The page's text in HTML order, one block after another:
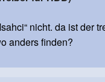
nicht. da ist der
anders finden?